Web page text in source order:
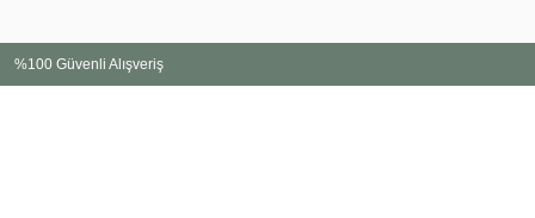
%100 Güvenli Alışveriş